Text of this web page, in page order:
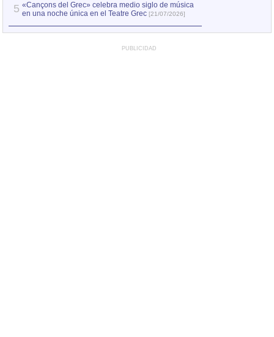
5 «Cançons del Grec» celebra medio siglo de música
en una noche única en el Teatre Grec [21/07/2026]
PUBLICIDAD